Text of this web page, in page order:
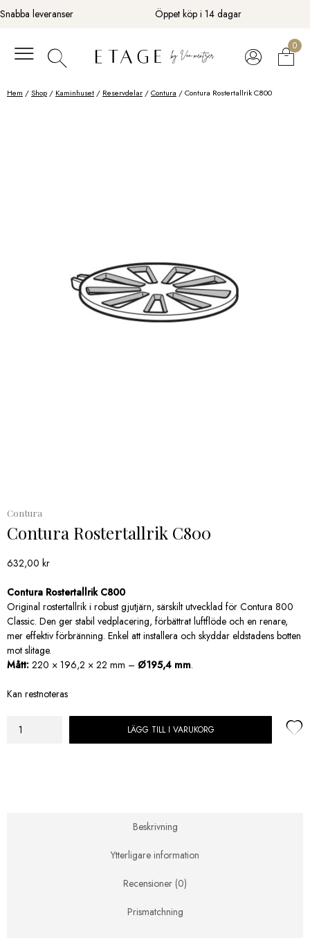
Fortsätt
till
Snabba leveranser Öppet köp i 14 dagar
0
Hem /Shop / Kaminhuset / Reservdelar /Contura / Contura Rostertallrik C800
Contura
Contura Rostertallrik C800
632,00 kr
Contura Rostertallrik C800
Original rostertallrik i robust gjutjärn, särskilt utvecklad för Contura 800
Classic. Den ger stabil vedplacering, förbättrat luftflöde och en renare,
mer effektiv förbränning. Enkel att installera och skyddar eldstadens botten
mot slitage.
Mått: 220 × 196,2 × 22 mm – Ø195,4 mm.
Kan restnoteras
Contura
LÄGG TILL I VARUKORG
Beskrivning
Ytterligare information
Recensioner (0)
Prismatchning